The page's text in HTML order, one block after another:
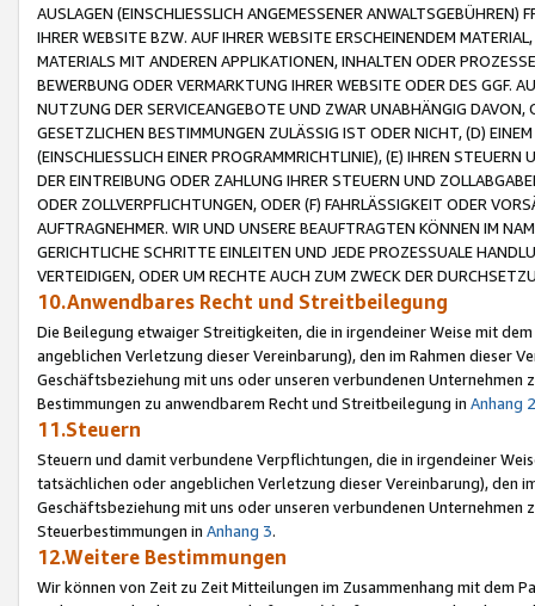
AUSLAGEN (EINSCHLIESSLICH ANGEMESSENER
IHRER WEBSITE BZW. AUF IHRER WEBSITE ERSCHEINENDEM
MATERIALS MIT ANDEREN APPLIKATIONEN, INHALTEN ODER
BEWERBUNG ODER VERMARKTUNG IHRER WEBSITE ODER DES GGF.
NUTZUNG DER SERVICEANGEBOTE UND ZWAR UNABHÄNGIG
GESETZLICHEN BESTIMMUNGEN ZULÄSSIG IST ODER NICHT, (D)
(EINSCHLIESSLICH EINER PROGRAMMRICHTLINIE), (E) IHREN
DER EINTREIBUNG ODER ZAHLUNG IHRER STEUERN UND
ODER ZOLLVERPFLICHTUNGEN, ODER (F) FAHRLÄSSIGKEIT ODER
AUFTRAGNEHMER. WIR UND UNSERE BEAUFTRAGTEN KÖNNEN IM
GERICHTLICHE SCHRITTE EINLEITEN UND JEDE PROZESSUALE
VERTEIDIGEN, ODER UM RECHTE AUCH ZUM ZWECK DER
10.Anwendbares Recht und Streitbeilegung
Die Beilegung etwaiger Streitigkeiten, die in irgendeiner Weise mit
angeblichen Verletzung dieser Vereinbarung), den im Rahmen dieser
Geschäftsbeziehung mit uns oder unseren verbundenen
Bestimmungen zu anwendbarem Recht und Streitbeilegung in Anhang 2
11.Steuern
Steuern und damit verbundene Verpflichtungen, die in irgendeiner
tatsächlichen oder angeblichen Verletzung dieser Vereinbarung), den
Geschäftsbeziehung mit uns oder unseren verbundenen
Steuerbestimmungen in Anhang 3.
12.Weitere Bestimmungen
Wir können von Zeit zu Zeit Mitteilungen im Zusammenhang mit dem